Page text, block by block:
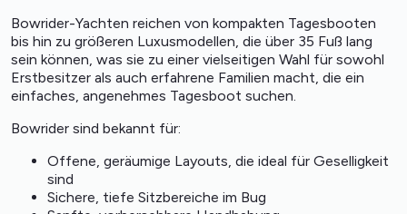
Bowrider-Yachten reichen von kompakten Tagesbooten
bis hin zu größeren Luxusmodellen, die über 35 Fuß lang
sein können, was sie zu einer vielseitigen Wahl für sowohl
Erstbesitzer als auch erfahrene Familien macht, die ein
einfaches, angenehmes Tagesboot suchen.
Bowrider sind bekannt für:
Offene, geräumige Layouts, die ideal für Geselligkeit
sind
Sichere, tiefe Sitzbereiche im Bug